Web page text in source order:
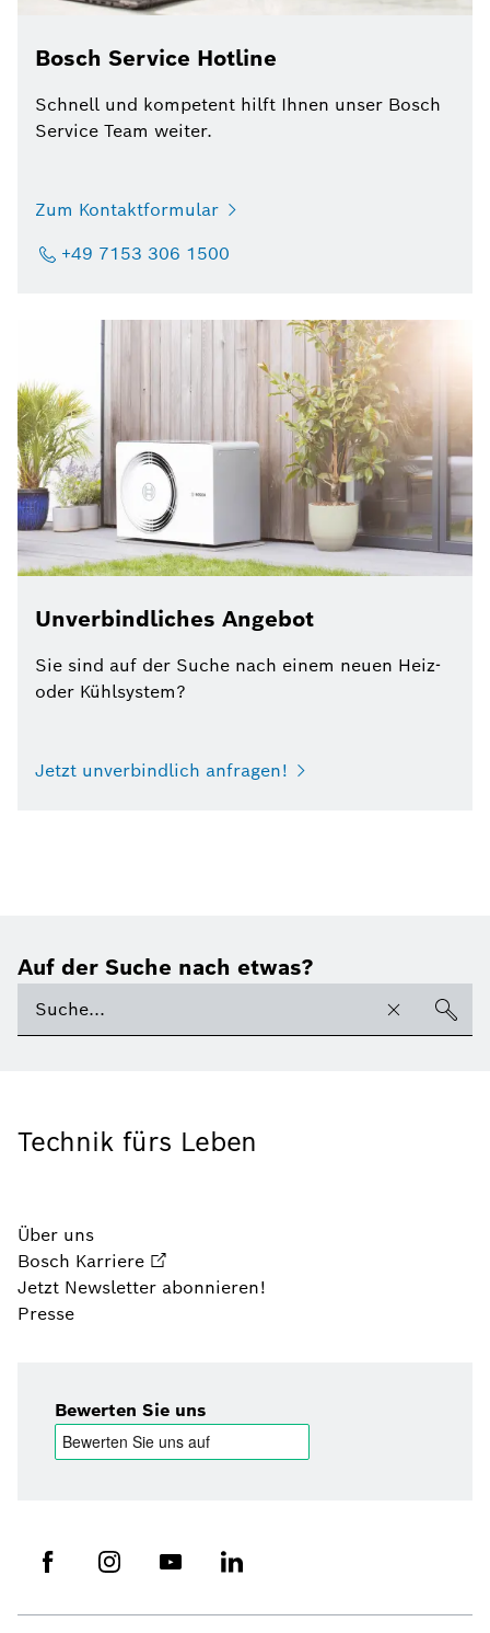
Bosch Service Hotline
Schnell und kompetent hilft Ihnen unser Bosch
Service Team weiter.
Zum Kontaktformular
+49 7153 306 1500
Unverbindliches Angebot
Sie sind auf der Suche nach einem neuen Heiz-
oder Kühlsystem?
Jetzt unverbindlich anfragen!
Auf der Suche nach etwas?
Technik fürs Leben
Über uns
Bosch Karriere
Jetzt Newsletter abonnieren!
Presse
Bewerten Sie uns